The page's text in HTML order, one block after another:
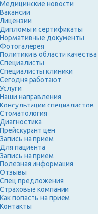
Медицинские новости
Вакансии
Лицензии
Дипломы и сертификаты
Нормативные документы
Фотогалерея
Политики в области качества
Специалисты
Специалисты клиники
Сегодня работают
Услуги
Наши направления
Консультации специалистов
Стоматология
Диагностика
Прейскурант цен
Запись на прием
Для пациента
Запись на прием
Полезная информация
Отзывы
Спец предложения
Страховые компании
Как попасть на прием
Контакты